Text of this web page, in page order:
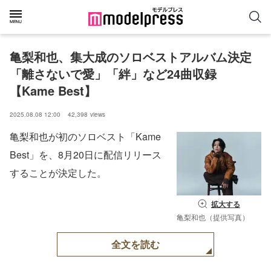
亀梨和也、集⼤成のソロベストアルバム決定
「離さないで愛」「絆」など24曲収録
【Kame Best】
2025.08.08 12:00 42,398 views
拡大する
亀梨和也（提供写真）
⻲梨和也が初のソロベスト「Kame
Best」を、8⽉20⽇に配信リリース
することが決定した。
全文を読む